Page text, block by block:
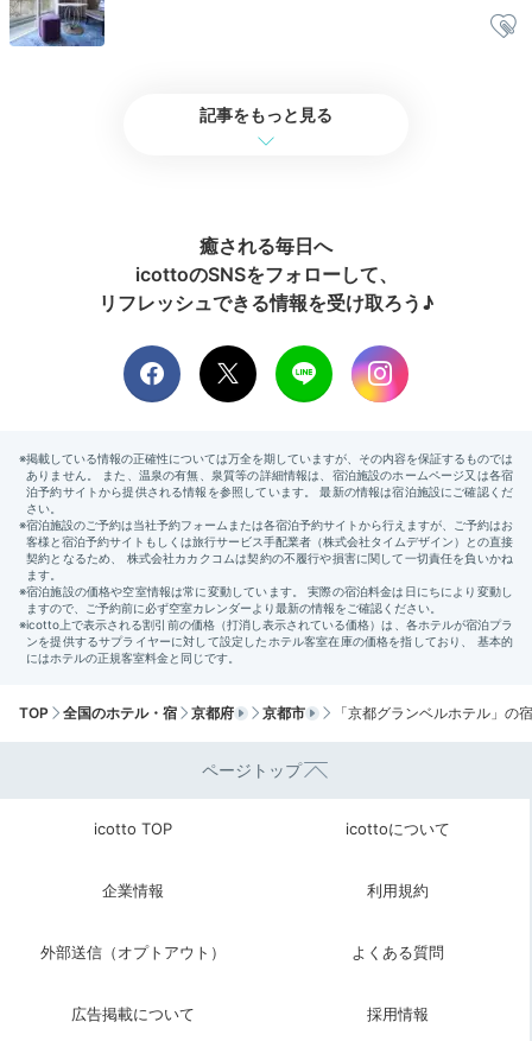
ステイを楽しめますよ。朝食後にもう一度大浴場に行っ
たり、ラウンジでゆっくりしたり…。時間に追われず過
ごせるのが魅力です。
sato3728
「京都グランベルホテル」は、内装も京都らしさとモダンさが調和
していて落ち着いていました。
Sightseeing
宿近くの名所
記事をもっと見る
癒される毎日へ
icottoのSNSをフォローして、
リフレッシュできる情報を受け取ろう♪
TOP 全国のホテル・宿 京都府 京都市 「京都グランベルホテル」の
ページトップ
icotto TOP icottoについて
企業情報 利用規約
外部送信（オプトアウト） よくある質問
広告掲載について 採用情報